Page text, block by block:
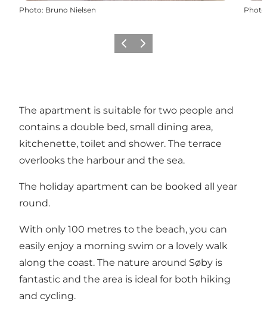
Photo: Bruno Nielsen Photo
PrécédentSuivant
The apartment is suitable for two people and
contains a double bed, small dining area,
kitchenette, toilet and shower. The terrace
overlooks the harbour and the sea.
The holiday apartment can be booked all year
round.
With only 100 metres to the beach, you can
easily enjoy a morning swim or a lovely walk
along the coast. The nature around Søby is
fantastic and the area is ideal for both hiking
and cycling.